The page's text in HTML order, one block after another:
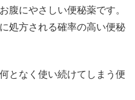
腹にやさしい便秘薬です。
処方される確率の高い便秘
となく使い続けてしまう便